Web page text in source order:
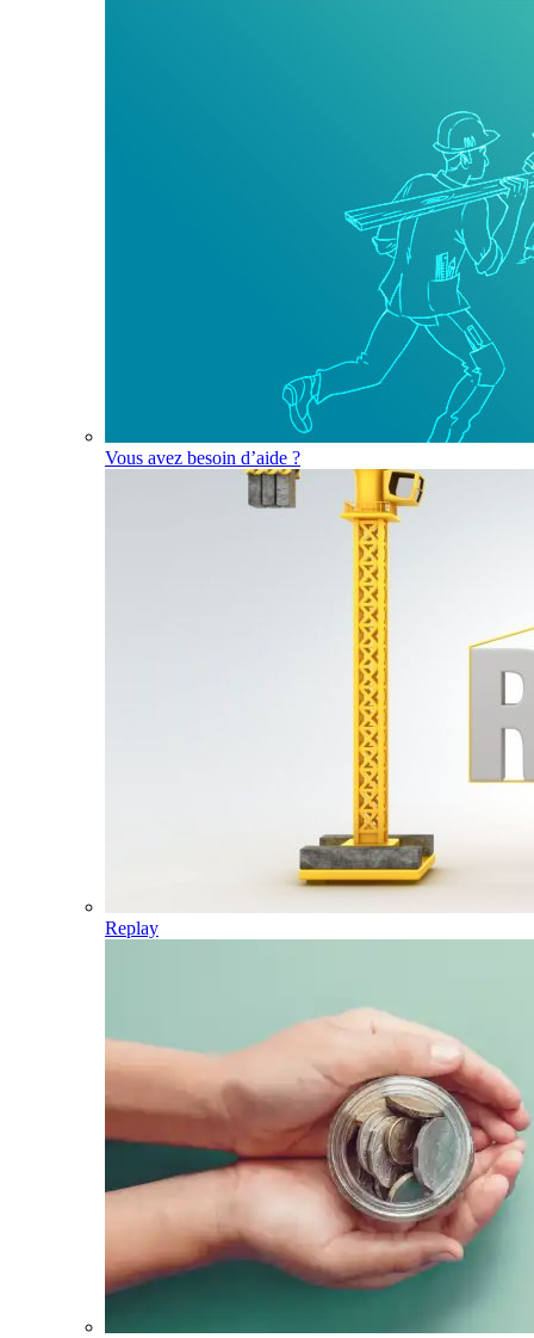
Vous avez besoin d’aide ?
Replay